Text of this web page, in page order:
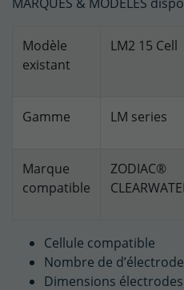
Modèle
existant
LM2 15 Cell
Gamme LM series
Marque
compatible
ZODIAC®
Cellule compatible
Nombre de
Dimensions